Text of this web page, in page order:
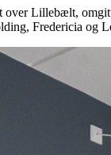
Lillebælt, omgitt
Fredericia og